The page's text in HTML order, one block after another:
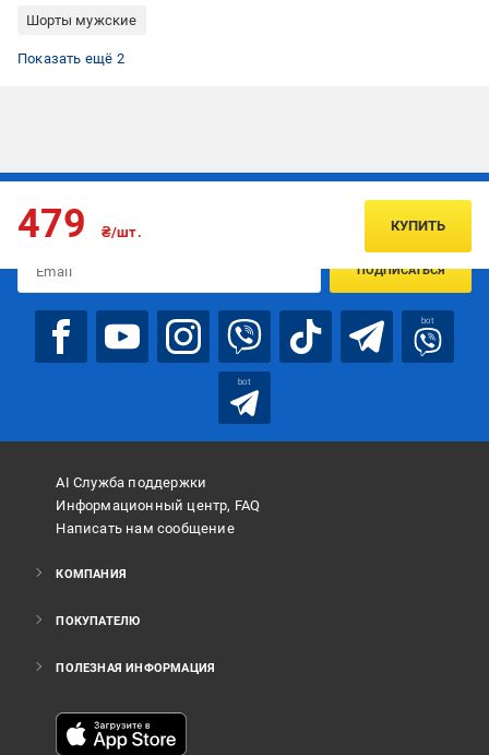
Шорты мужские
Шорты новой коллекции
Шорты размер S
Показать ещё 2
479 ₴/шт. КУПИТЬ
Подписывайтесь, чтобы узнавать первым об акцияx и
ПОДПИСАТЬСЯ
bot
bot
AI Служба поддержки
Информационный центр, FAQ
Написать нам сообщение
КОМПАНИЯ
ПОКУПАТЕЛЮ
ПОЛЕЗНАЯ ИНФОРМАЦИЯ